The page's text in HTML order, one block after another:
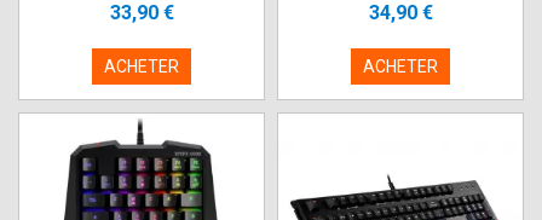
33,90 €
ACHETER
34,90 €
ACHETER